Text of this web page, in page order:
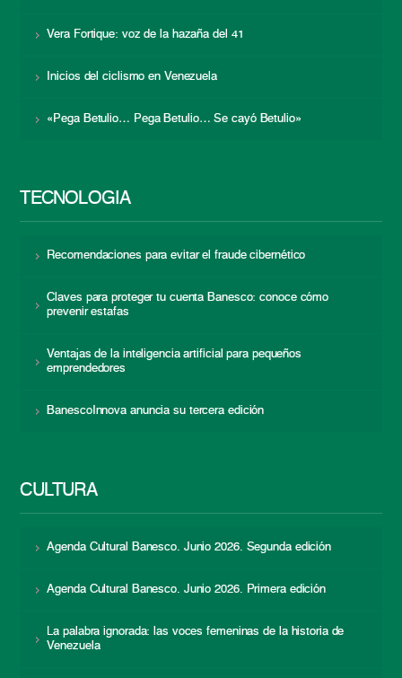
Vera Fortique: voz de la hazaña del 41
Inicios del ciclismo en Venezuela
«Pega Betulio… Pega Betulio… Se cayó Betulio»
TECNOLOGÍA
Recomendaciones para evitar el fraude cibernético
Claves para proteger tu cuenta Banesco: conoce cómo
prevenir estafas
Ventajas de la inteligencia artificial para pequeños
emprendedores
BanescoInnova anuncia su tercera edición
CULTURA
Agenda Cultural Banesco. Junio 2026. Segunda edición
Agenda Cultural Banesco. Junio 2026. Primera edición
La palabra ignorada: las voces femeninas de la historia de
Venezuela